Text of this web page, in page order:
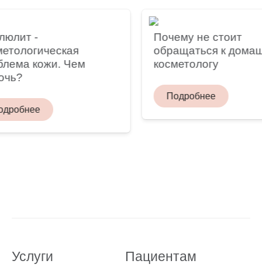
-
кожи. Чем
Почему не стоит
обращаться к
косметологу
Подробнее
Услуги Пациентам